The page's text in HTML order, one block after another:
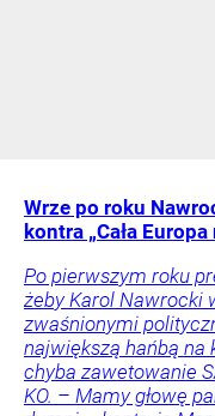
Wrze po roku
kontra „Cała
Po pierwszym roku
żeby Karol Nawrocki
zwaśnionymi
największą hańbą na
chyba zawetowanie
KO. – Mamy głowę